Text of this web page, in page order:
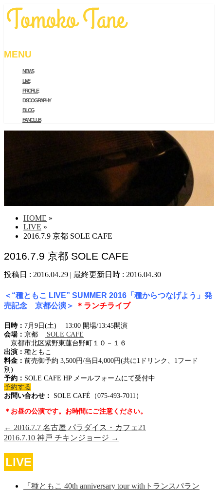
MENU
NEWS
LIVE
PROFILE
DISCOGRAPHY
BLOG
FAN CLUB
HOME »
LIVE »
2016.7.9 京都 SOLE CAFE
2016.7.9 京都 SOLE CAFE
投稿日 : 2016.04.29 最終更新日時 : 2016.04.30
＜“種ともこ LIVE” SUMMER 2016「種からつなげよう」発
売記念 京都公演＞
＊ランチライブ
日時： 7月9日(土) 13:00 開場/13:45開演
会場： 京都
SOLE CAFE
京都市北区紫野東蓮台野町１０－１６
出演： 種ともこ
料金： 前売御予約 3,500円/当日4,000円(共に1ドリンク、1フード
別)
予約： SOLE CAFE HP メールフォームにて受付中
予約する
お問い合わせ：
SOLE CAFÉ（075-493-7011）
＊お昼の公演です。お時間にご注意ください。
← 2016.7.7 名古屋 パラダイス・カフェ21
2016.7.10 神戸 チキンジョージ →
LIVE
『種ともこ 40th anniversary tour withトランスパラン